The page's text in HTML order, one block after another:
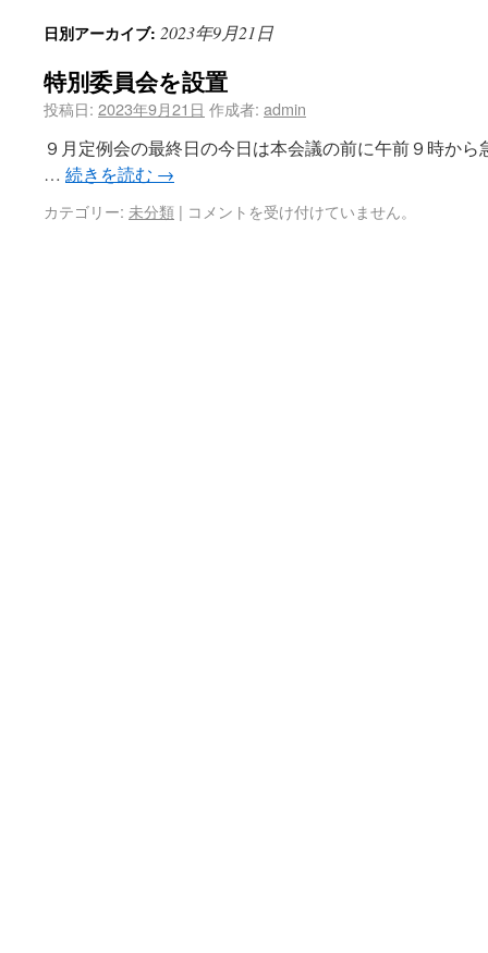
日別アーカイブ: 2023年9月21日
特別委員会を設置
投稿日: 2023年9月21日 作成者: admin
９月定例会の最終日の今日は本会議の前に午前９時か
… 続きを読む →
カテゴリー: 未分類 | コメントを受け付けていません。